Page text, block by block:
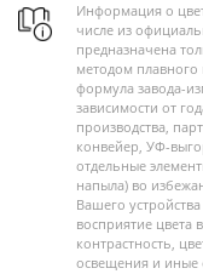
Информация о
числе из
предназначена
методом плавного
формула завода-
зависимости от
производства,
конвейер, УФ-
отдельные
напыла) во
Вашего
восприятие цвета
контрастность,
освещения и иные